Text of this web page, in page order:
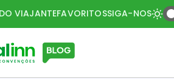
VIAJANTEFAVORITOSSIGA-NOS